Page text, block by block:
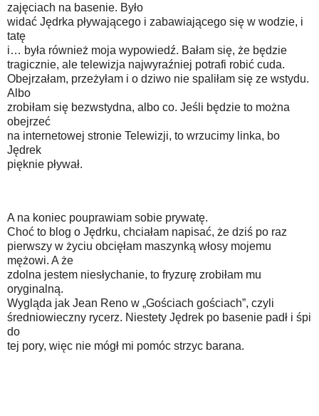
zajęciach na basenie. Było
widać Jędrka pływającego i zabawiającego się w wodzie, i
tatę
i… była również moja wypowiedź. Bałam się, że będzie
tragicznie, ale telewizja najwyraźniej potrafi robić cuda.
Obejrzałam, przeżyłam i o dziwo nie spaliłam się ze wstydu.
Albo
zrobiłam się bezwstydna, albo co. Jeśli będzie to można
obejrzeć
na internetowej stronie Telewizji, to wrzucimy linka, bo
Jędrek
pięknie pływał.
A na koniec pouprawiam sobie prywatę.
Choć to blog o Jędrku, chciałam napisać, że dziś po raz
pierwszy w życiu obcięłam maszynką włosy mojemu
mężowi. A że
zdolna jestem niesłychanie, to fryzurę zrobiłam mu
oryginalną.
Wygląda jak Jean Reno w „Gościach gościach”, czyli
średniowieczny rycerz. Niestety Jędrek po basenie padł i śpi
do
tej pory, więc nie mógł mi pomóc strzyc barana.